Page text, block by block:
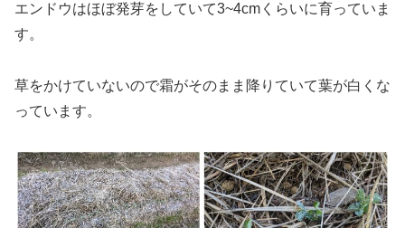
エンドウはほぼ発芽をしていて3~4cmくらいに育っていま
す。
草をかけていないので霜がそのまま降りていて葉が白くな
っています。